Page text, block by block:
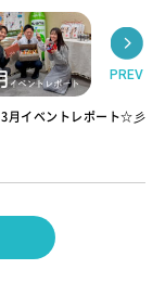
PREV
3月イベントレポート☆彡